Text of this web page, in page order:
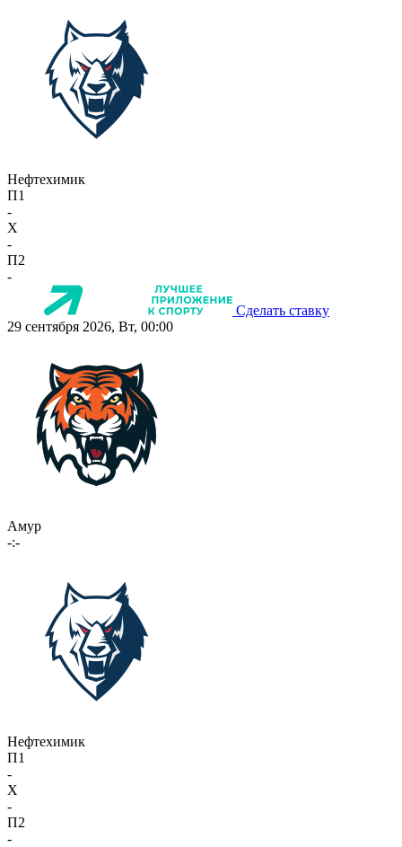
Нефтехимик
П1
-
X
-
П2
-
Сделать ставку
29 сентября 2026, Вт, 00:00
Амур
-:-
Нефтехимик
П1
-
X
-
П2
-